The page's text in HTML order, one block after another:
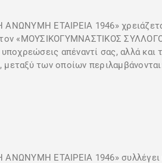
ΕΤΑΙΡΕΙΑ 1946» χρειάζεται
στον «ΜΟΥΣΙΚΟΓΥΜΝΑΣΤΙΚΟΣ
απέναντί σας, αλλά
των οποίων
ΕΤΑΙΡΕΙΑ 1946» συλλέγει